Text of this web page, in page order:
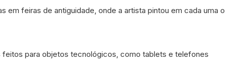
feiras de antiguidade, onde a artista pintou em cada uma o
feitos para objetos tecnológicos, como tablets e telefones